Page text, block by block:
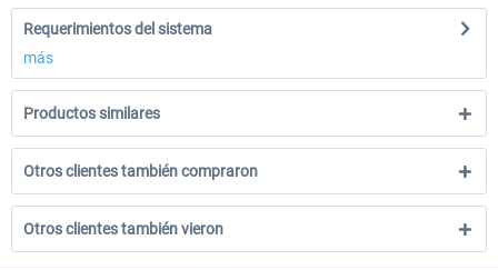
Requerimientos del sistema
más
Productos similares
Otros clientes también compraron
Otros clientes también vieron